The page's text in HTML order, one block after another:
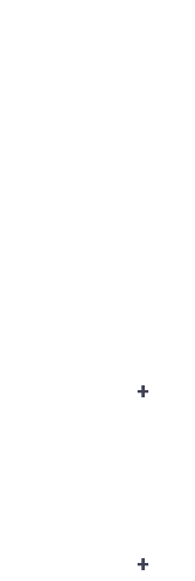
+
+